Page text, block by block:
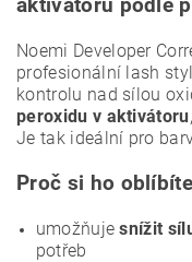
aktivátoru podle
Noemi Developer
profesionální lash
kontrolu nad sílou
peroxidu v aktivátoru
Je tak ideální pro
Proč si ho
umožňujesnížit
potřeb